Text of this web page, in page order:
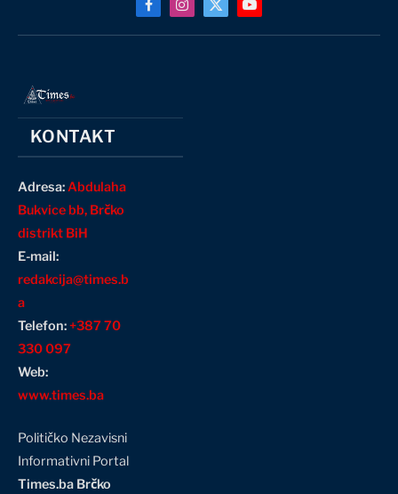
FacebookInstagram
X
(Twitter)
YouTube
KONTAKT
Adresa:Abdulaha
Bukvice bb, Brčko
distrikt BiH
E-mail:
redakcija@times.b
a
Telefon:+387 70
330 097
Web:
www.times.ba
Političko Nezavisni
Informativni Portal
Times.ba Brčko